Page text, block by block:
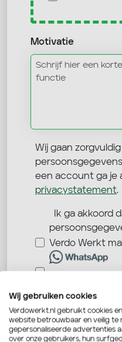
Motivatie
Wij gaan
een account ga je
privacystatement.
Ik ga akkoord
Verdo Werkt
Verstuur je
Wij gebruiken cookies
Verdowerkt.nl gebruikt cookies
website betrouwbaar en veilig te
gepersonaliseerde advertenties
over onze gebruikers, hun